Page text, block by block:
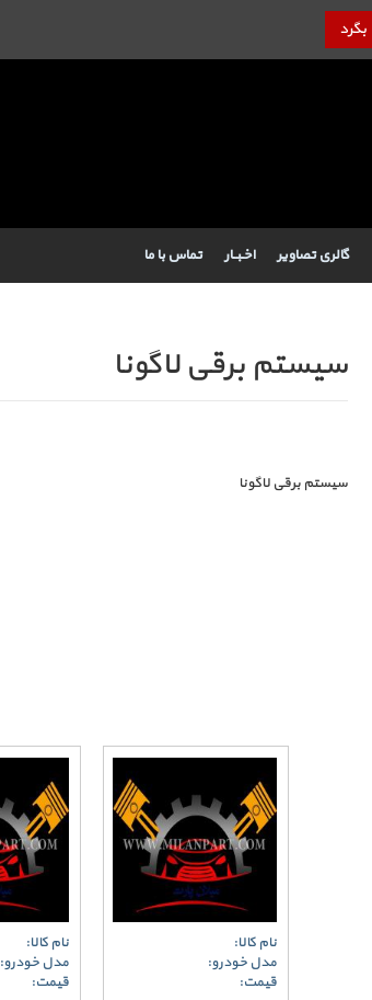
بگرد
گالری تصاویر اخـبــار تماس با ما
سیستم برقی لاگونا
سیستم برقی لاگونا
نام کالا:
مدل خودرو:
قیمت:
نام کالا:
مدل خودرو:
قیمت: